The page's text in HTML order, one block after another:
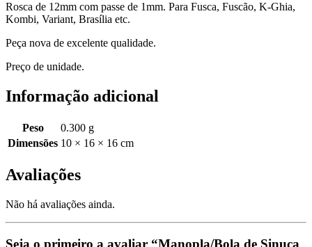
Rosca de 12mm com passe de 1mm. Para Fusca, Fuscão, K-Ghia,
Kombi, Variant, Brasília etc.
Peça nova de excelente qualidade.
Preço de unidade.
Informação adicional
Peso
0.300 g
Dimensões 10 × 16 × 16 cm
Avaliações
Não há avaliações ainda.
Seja o primeiro a avaliar “Manopla/Bola de Sinuca